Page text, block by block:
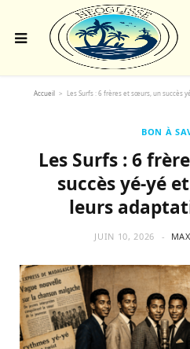
Accueil > Les Surfs : 6 frères et sœurs, un succès
BON À
Les Surfs : 6
succès yé-yé
leurs
JUIN 10, 2026